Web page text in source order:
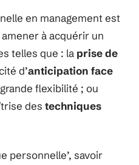
en management est
à acquérir un
telles que : la prise de
d’anticipation face
flexibilité ; ou
des techniques
personnelle’, savoir